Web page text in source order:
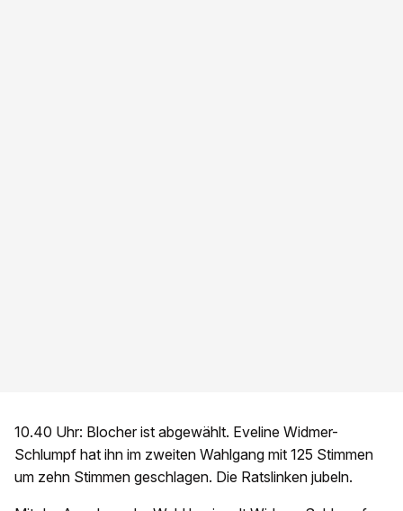
10.40 Uhr: Blocher ist abgewählt. Eveline Widmer-
Schlumpf hat ihn im zweiten Wahlgang mit 125 Stimmen
um zehn Stimmen geschlagen. Die Ratslinken jubeln.